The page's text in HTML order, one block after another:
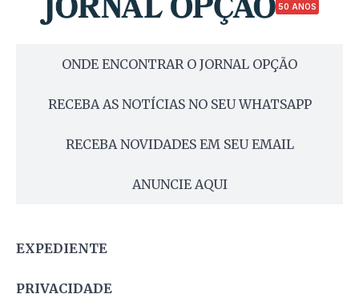
50 ANOS
ONDE ENCONTRAR O JORNAL OPÇÃO
RECEBA AS NOTÍCIAS NO SEU WHATSAPP
RECEBA NOVIDADES EM SEU EMAIL
ANUNCIE AQUI
EXPEDIENTE
PRIVACIDADE